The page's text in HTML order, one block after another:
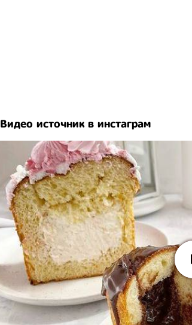
Видео источник в инстаграм